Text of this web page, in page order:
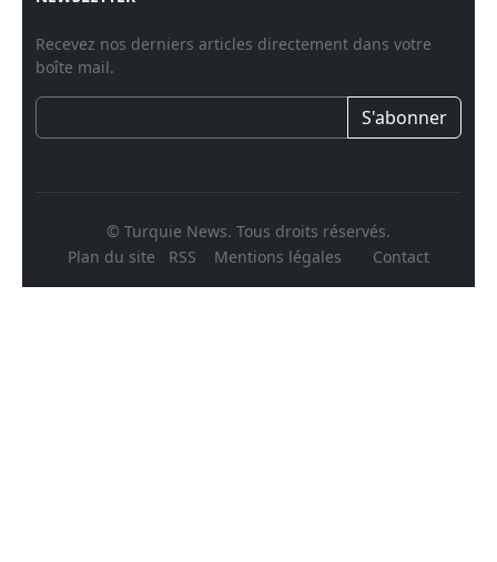
Recevez nos derniers articles directement dans votre
boîte mail.
S'abonner
© Turquie News. Tous droits réservés.
Plan du site
RSS Mentions légales Contact